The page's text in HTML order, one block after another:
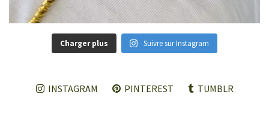
Charger plus Suivre sur Instagram
INSTAGRAM PINTEREST TUMBLR